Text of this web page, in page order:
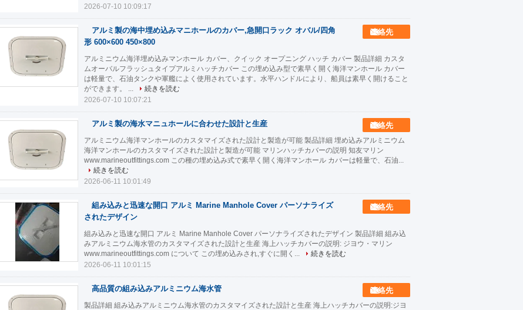
2026-07-10 10:09:17
アルミ製の海中埋め込みマニホールのカバー,急開口ラック オバル/四角
形 600×600 450×800
連絡先
アルミニウム海洋埋め込みマンホール カバー、クイック オープニング ハッチ カバー 製品詳細 カスタ
ムオーバルフラッシュタイプアルミハッチカバー この埋め込み型で素早く開く海洋マンホール カバー
は軽量で、石油タンクや軍艦によく使用されています。水平ハンドルにより、船員は素早く開けること
ができます。 ...
続きを読む
2026-07-10 10:07:21
アルミ製の海水マニュホールに合わせた設計と生産 連絡先
アルミニウム海洋マンホールのカスタマイズされた設計と製造が可能 製品詳細 埋め込みアルミニウム
海洋マンホールのカスタマイズされた設計と製造が可能 マリンハッチカバーの説明 知友マリン
www.marineoutfittings.com この種の埋め込み式で素早く開く海洋マンホール カバーは軽量で、石油...
続きを読む
2026-06-11 10:01:49
組み込みと迅速な開口 アルミ Marine Manhole Cover パーソナライズ
されたデザイン
連絡先
組み込みと迅速な開口 アルミ Marine Manhole Cover パーソナライズされたデザイン 製品詳細 組み込
みアルミニウム海水管のカスタマイズされた設計と生産 海上ハッチカバーの説明: ジヨウ・マリン
www.marineoutfittings.com について この埋め込みされ,すぐに開く...
続きを読む
2026-06-11 10:01:15
高品質の組み込みアルミニウム海水管 連絡先
製品詳細 組み込みアルミニウム海水管のカスタマイズされた設計と生産 海上ハッチカバーの説明:ジヨ